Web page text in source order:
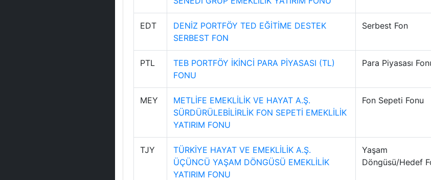
EDT
DENİZ PORTFÖY TED EĞİTİME DESTEK
SERBEST FON
Serbest Fon
PTL
TEB PORTFÖY İKİNCİ PARA PİYASASI (TL)
FONU
Para Piyasası
MEY
METLİFE EMEKLİLİK VE HAYAT A.Ş.
SÜRDÜRÜLEBİLİRLİK FON SEPETİ EMEKLİLİK
YATIRIM FONU
Fon Sepeti Fonu
TJY
TÜRKİYE HAYAT VE EMEKLİLİK A.Ş.
ÜÇÜNCÜ YAŞAM DÖNGÜSÜ EMEKLİLİK
YATIRIM FONU
Yaşam
Döngüsü/Hedef